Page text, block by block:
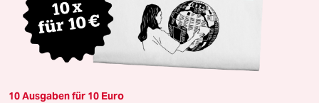
10 Ausgaben für 10 Euro